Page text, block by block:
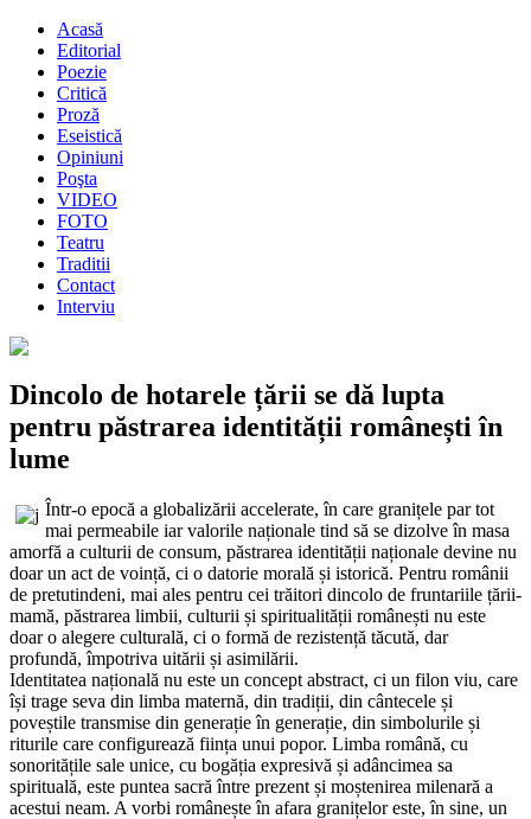
Acasă
Editorial
Poezie
Critică
Proză
Eseistică
Opiniuni
Poşta
VIDEO
FOTO
Teatru
Traditii
Contact
Interviu
Dincolo de hotarele țării se dă lupta
pentru păstrarea identității românești în
lume
Într-o epocă a globalizării accelerate, în care granițele par tot
mai permeabile iar valorile naționale tind să se dizolve în masa
amorfă a culturii de consum, păstrarea identității naționale devine nu
doar un act de voință, ci o datorie morală și istorică. Pentru românii
de pretutindeni, mai ales pentru cei trăitori dincolo de fruntariile țării-
mamă, păstrarea limbii, culturii și spiritualității românești nu este
doar o alegere culturală, ci o formă de rezistență tăcută, dar
profundă, împotriva uitării și asimilării.
Identitatea națională nu este un concept abstract, ci un filon viu, care
își trage seva din limba maternă, din tradiții, din cântecele și
poveștile transmise din generație în generație, din simbolurile și
riturile care configurează ființa unui popor. Limba română, cu
sonoritățile sale unice, cu bogăția expresivă și adâncimea sa
spirituală, este puntea sacră între prezent și moștenirea milenară a
acestui neam. A vorbi românește în afara granițelor este, în sine, un